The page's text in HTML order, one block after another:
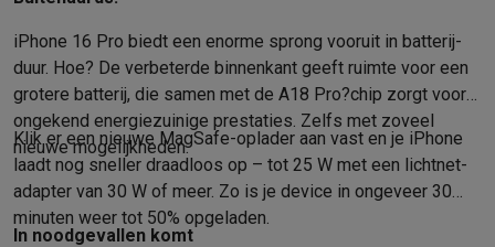
iPhone 16 Pro biedt een enorme sprong vooruit in batterij­
duur. Hoe? De verbeterde binnen­kant geeft ruimte voor een
grotere batterij, die samen met de A18 Pro?chip zorgt voor
ongekend energie­zuinige prestaties. Zelfs met zoveel
nieuwe mogelijkheden.
Klik er een nieuwe MagSafe-oplader aan vast en je iPhone
laadt nog sneller draadloos op – tot 25 W met een lichtnet­
adapter van 30 W of meer. Zo is je device in ongeveer 30
minuten weer tot 50% opgeladen.
In nood­gevallen komt